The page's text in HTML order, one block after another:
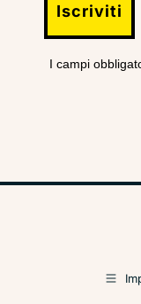
Iscriviti
I campi